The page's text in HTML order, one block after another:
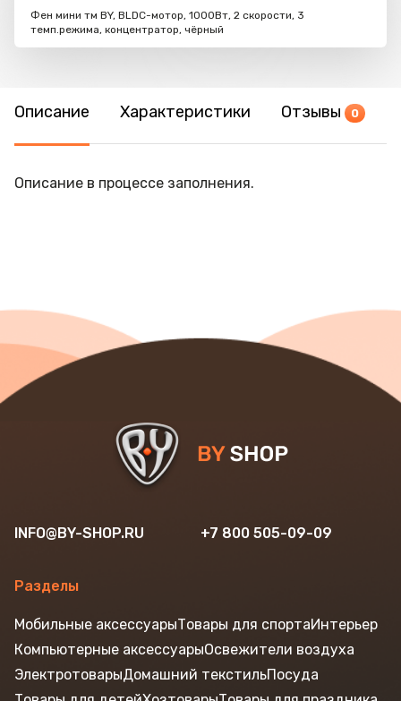
Фен мини тм BY, BLDC-мотор, 1000Вт, 2 скорости, 3
темп.режима, концентратор, чёрный
Описание Характеристики Отзывы 0
Описание в процессе заполнения.
INFO@BY-SHOP.RU +7 800 505-09-09
Разделы
Мобильные аксессуарыТовары для спортаИнтерьер
Компьютерные аксессуарыОсвежители воздуха
ЭлектротоварыДомашний текстильПосуда